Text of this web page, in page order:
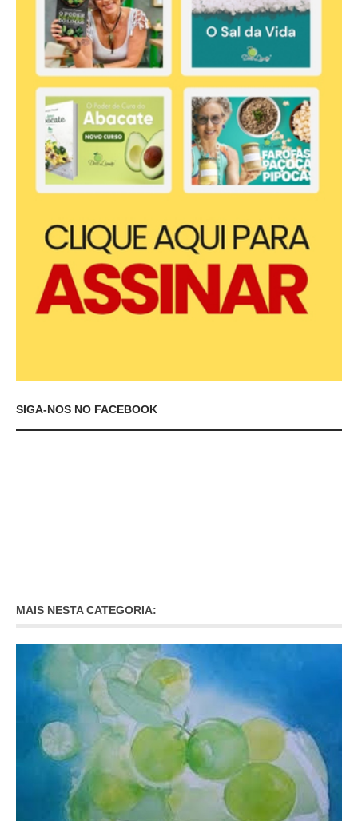
SIGA-NOS NO FACEBOOK
MAIS NESTA CATEGORIA: